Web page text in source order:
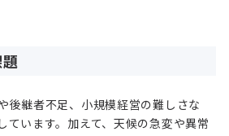
後継者不足、小規模経営の難しさな
ています。加えて、天候の急変や異常